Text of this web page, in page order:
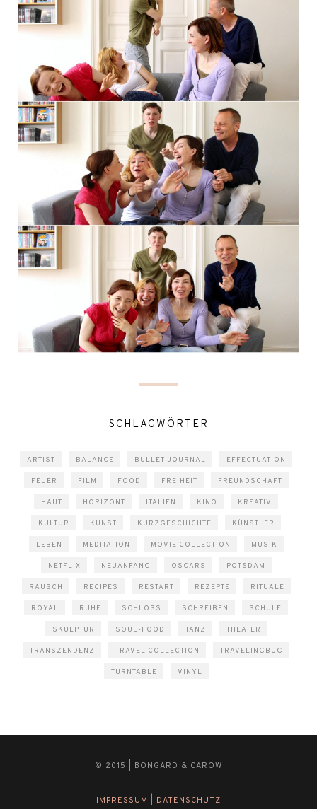
SCHLAGWÖRTER
ARTIST BALANCE BULLET JOURNAL EFFECTUATION
FEUER FILM FOOD FREIHEIT FREUNDSCHAFT
HAUT HORIZONT ITALIEN KINO KREATIV
KULTUR KUNST KURZGESCHICHTE KÜNSTLER
LEBEN MEDITATION MOVIE COLLECTION MUSIK
NETFLIX NEUANFANG OSCARS POTSDAM
RAUSCH RECIPES RESTART REZEPTE RITUALE
ROYAL RUHE SCHLOSS SCHREIBEN SCHULE
SKULPTUR SOUL-FOOD TANZ THEATER
TRANSZENDENZ TRAVEL COLLECTION TRAVELINGBUG
TURNTABLE VINYL
© 2015 | BONGARD & CAROW
IMPRESSUM DATENSCHUTZ